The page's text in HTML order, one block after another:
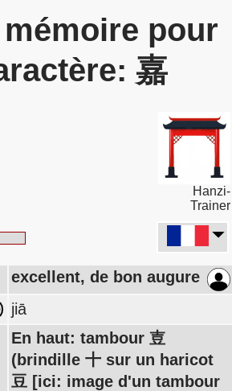
pour
嘉
Hanzi-
Trainer
excellent, de bon augure
jiā
En haut: tambour 壴
(brindille 十 sur un haricot
豆 [ici: image d'un tambour